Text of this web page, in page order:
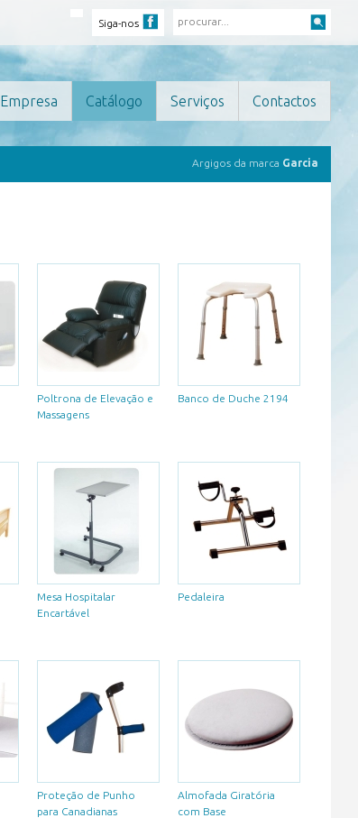
Siga-nos
Empresa Catálogo Serviços Contactos
Argigos da marca Garcia
Poltrona de Elevação e
Massagens
Banco de Duche 2194
Mesa Hospitalar
Encartável
Pedaleira
Proteção de Punho
para Canadianas
Almofada Giratória
com Base